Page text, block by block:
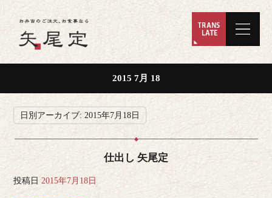
2015 7月 18
日別アーカイブ:2015年7月18日
仕出し 矢尾定
投稿日 2015年7月18日